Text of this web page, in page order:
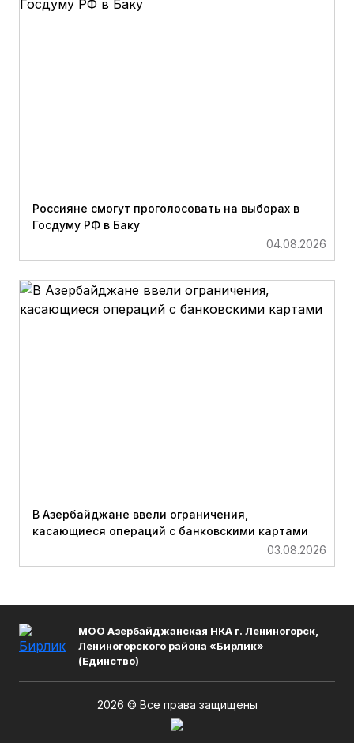
Россияне смогут проголосовать на выборах в
Госдуму РФ в Баку
04.08.2026
В Азербайджане ввели ограничения,
касающиеся операций с банковскими картами
03.08.2026
МОО Азербайджанская НКА г. Лениногорск,
Лениногорского района «Бирлик»
(Единство)
2026 © Все права защищены